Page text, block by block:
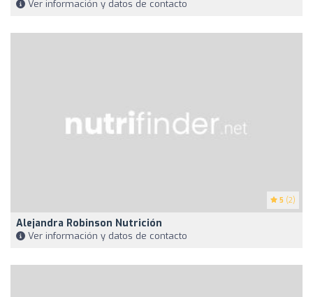
Ver información y datos de contacto
5 (2)
Alejandra Robinson Nutrición
Ver información y datos de contacto